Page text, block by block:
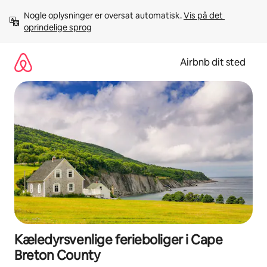
videre
Nogle oplysninger er oversat automatisk. Vis på det
oprindelige sprog
Airbnb dit sted
Kæledyrsvenlige ferieboliger i Cape
Breton County